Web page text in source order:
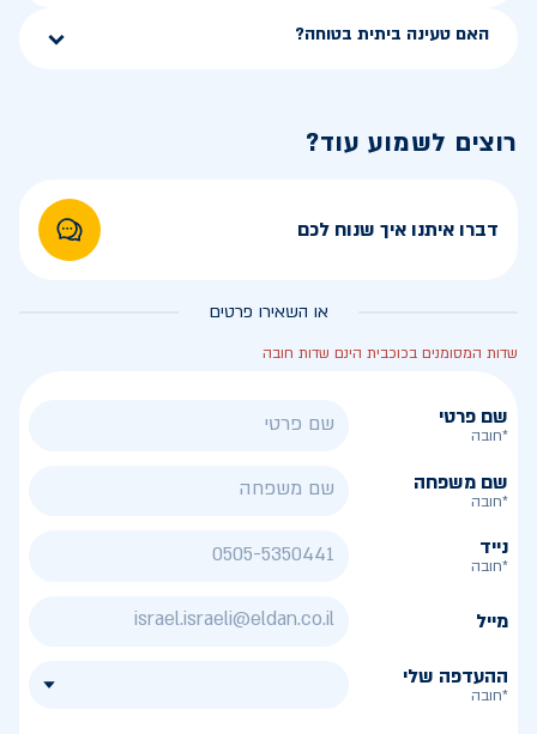
האם טעינה ביתית בטוחה?
רוצים לשמוע עוד?
דברו איתנו איך שנוח לכם
או השאירו פרטים
שדות המסומנים בכוכבית הינם שדות חובה
שם פרטי
*חובה
שם משפחה
*חובה
נייד
*חובה
מייל
ההעדפה שלי
*חובה